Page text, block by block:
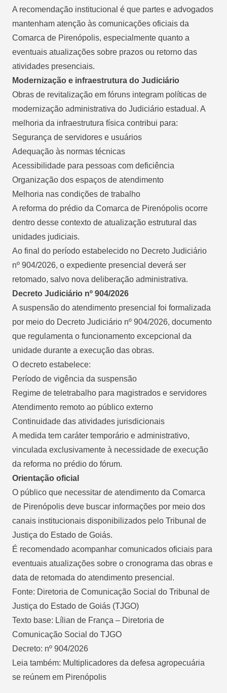
A recomendação institucional é que partes e advogados
mantenham atenção às comunicações oficiais da
Comarca de Pirenópolis, especialmente quanto a
eventuais atualizações sobre prazos ou retorno das
atividades presenciais.
Modernização e infraestrutura do Judiciário
Obras de revitalização em fóruns integram políticas de
modernização administrativa do Judiciário estadual. A
melhoria da infraestrutura física contribui para:
Segurança de servidores e usuários
Adequação às normas técnicas
Acessibilidade para pessoas com deficiência
Organização dos espaços de atendimento
Melhoria nas condições de trabalho
A reforma do prédio da Comarca de Pirenópolis ocorre
dentro desse contexto de atualização estrutural das
unidades judiciais.
Ao final do período estabelecido no Decreto Judiciário
nº 904/2026, o expediente presencial deverá ser
retomado, salvo nova deliberação administrativa.
Decreto Judiciário nº 904/2026
A suspensão do atendimento presencial foi formalizada
por meio do Decreto Judiciário nº 904/2026, documento
que regulamenta o funcionamento excepcional da
unidade durante a execução das obras.
O decreto estabelece:
Período de vigência da suspensão
Regime de teletrabalho para magistrados e servidores
Atendimento remoto ao público externo
Continuidade das atividades jurisdicionais
A medida tem caráter temporário e administrativo,
vinculada exclusivamente à necessidade de execução
da reforma no prédio do fórum.
Orientação oficial
O público que necessitar de atendimento da Comarca
de Pirenópolis deve buscar informações por meio dos
canais institucionais disponibilizados pelo Tribunal de
Justiça do Estado de Goiás.
É recomendado acompanhar comunicados oficiais para
eventuais atualizações sobre o cronograma das obras e
data de retomada do atendimento presencial.
Fonte: Diretoria de Comunicação Social do Tribunal de
Justiça do Estado de Goiás (TJGO)
Texto base: Lílian de França – Diretoria de
Comunicação Social do TJGO
Decreto: nº 904/2026
Leia também: Multiplicadores da defesa agropecuária
se reúnem em Pirenópolis